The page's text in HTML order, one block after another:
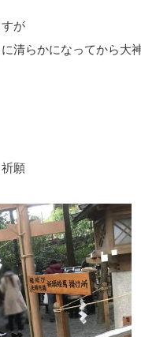
が
清らかになってから大
願